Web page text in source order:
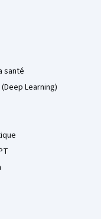
santé
Learning)